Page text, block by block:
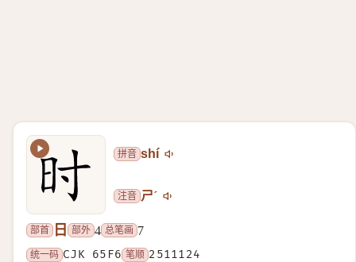
拼音 shí
注音 ㄕˊ
部首 日 部外 4 总笔画 7
统一码 CJK 65F6 笔顺 2511124